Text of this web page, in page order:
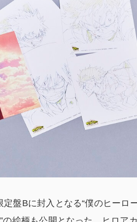
定盤Bに封入となる“僕のヒー